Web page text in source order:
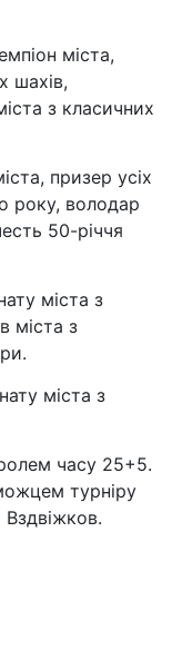
міста,
шахів,
з класичних
призер усіх
року, володар
50-річчя
міста з
міста з
міста з
часу 25+5.
турніру